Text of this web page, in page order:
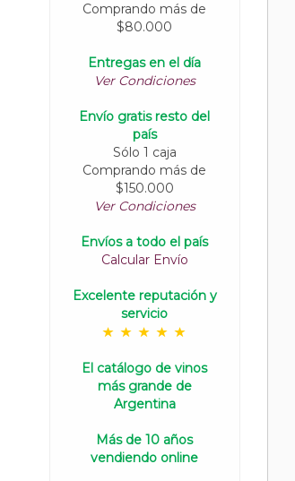
Comprando más de
$80.000
Entregas en el día
Ver Condiciones
Envío gratis resto del
país
Sólo 1 caja
Comprando más de
$150.000
Ver Condiciones
Envíos a todo el país
Calcular Envío
Excelente reputación y
servicio
El catálogo de vinos
más grande de
Argentina
Más de 10 años
vendiendo online